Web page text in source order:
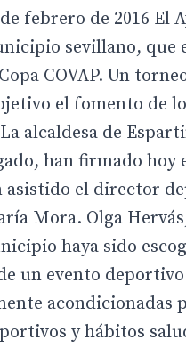
febrero de 2016 El
sevillano,
COVAP. Un
el fomento de
alcaldesa de
han firmado
el director
Mora. Olga
haya sido
de un evento
acondicionadas
y hábitos